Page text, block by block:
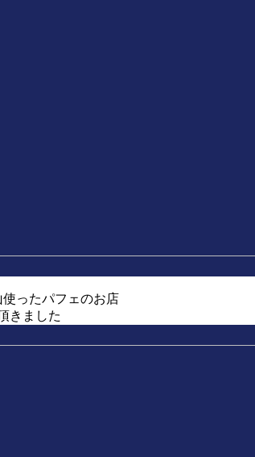
ったパフェのお店
きました